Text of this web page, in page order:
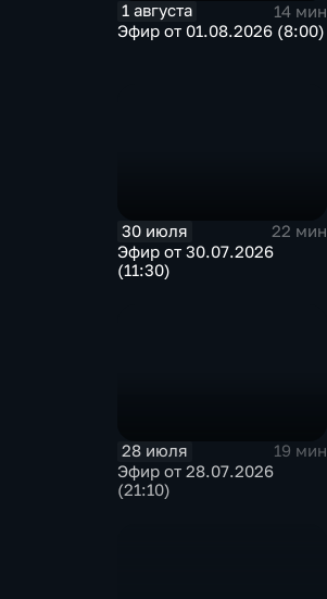
1 августа
14 мин
Эфир от 01.08.2026 (8:00)
30 июля
22 мин
Эфир от 30.07.2026
(11:30)
28 июля
19 мин
Эфир от 28.07.2026
(21:10)